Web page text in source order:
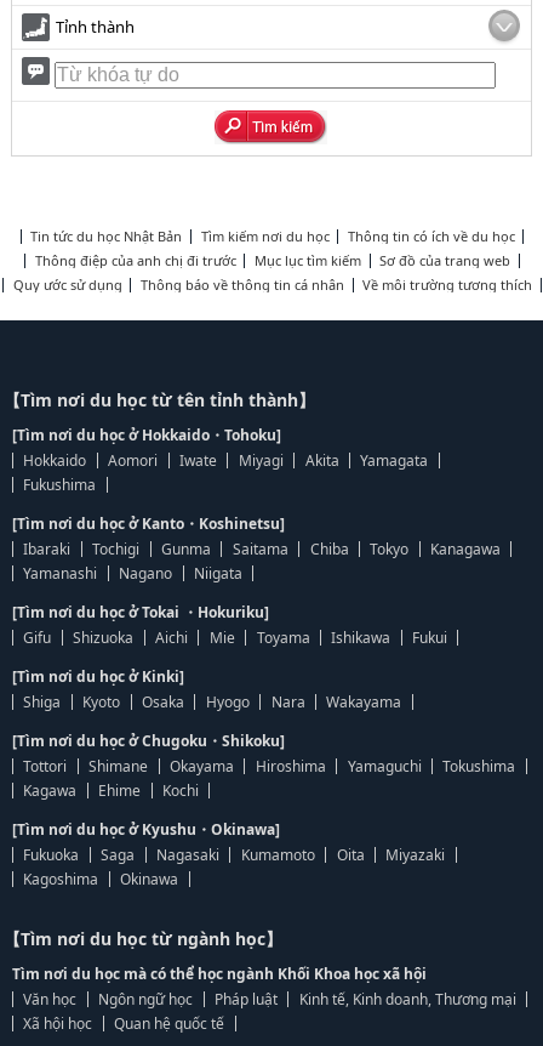
Tỉnh thành
Tin tức du học Nhật Bản Tìm kiếm nơi du học
Thông tin có ích về du học
Thông điệp của anh chị đi trước
Mục lục tìm kiếm
Sơ đồ của trang web
Quy ước sử dụng
Thông báo về thông tin cá nhân Về môi trường tương thích
【Tìm nơi du học từ tên tỉnh thành】
[Tìm nơi du học ở Hokkaido・Tohoku]
Hokkaido
Aomori Iwate Miyagi Akita
Yamagata
Fukushima
[Tìm nơi du học ở Kanto・Koshinetsu]
Ibaraki
Tochigi Gunma Saitama Chiba Tokyo
Kanagawa
Yamanashi
Nagano
Niigata
[Tìm nơi du học ở Tokai ・Hokuriku]
Gifu
Shizuoka Aichi Mie Toyama Ishikawa
Fukui
[Tìm nơi du học ở Kinki]
Shiga
Kyoto Osaka Hyogo Nara
Wakayama
[Tìm nơi du học ở Chugoku・Shikoku]
Tottori
Shimane Okayama Hiroshima Yamaguchi
Tokushima
Kagawa
Ehime
Kochi
[Tìm nơi du học ở Kyushu・Okinawa]
Fukuoka
Saga Nagasaki Kumamoto Oita
Miyazaki
Kagoshima
Okinawa
【Tìm nơi du học từ ngành học】
Tìm nơi du học mà có thể học ngành Khối Khoa học xã hội
Văn học
Ngôn ngữ học Pháp luật
Kinh tế, Kinh doanh, Thương mại
Xã hội học
Quan hệ quốc tế